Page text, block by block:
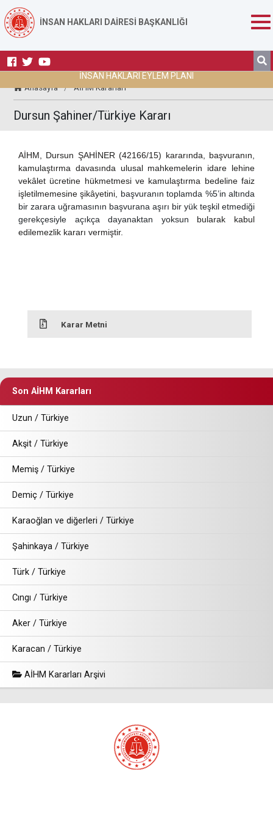
İNSAN HAKLARI DAİRESİ BAŞKANLIĞI
İNSAN HAKLARI EYLEM PLANI
Anasayfa / AİHM Kararları
Dursun Şahiner/Türkiye Kararı
AİHM, Dursun ŞAHİNER (42166/15) kararında, başvuranın,
kamulaştırma davasında ulusal mahkemelerin idare lehine
vekâlet ücretine hükmetmesi ve kamulaştırma bedeline faiz
işletilmemesine şikâyetini, başvuranın toplamda %5’in altında
bir zarara uğramasının başvurana aşırı bir yük teşkil etmediği
gerekçesiyle açıkça dayanaktan yoksun bularak kabul
edilemezlik kararı vermiştir.
Karar Metni
Son AİHM Kararları
Uzun / Türkiye
Akşit / Türkiye
Memiş / Türkiye
Demiç / Türkiye
Karaoğlan ve diğerleri / Türkiye
Şahinkaya / Türkiye
Türk / Türkiye
Cıngı / Türkiye
Aker / Türkiye
Karacan / Türkiye
AİHM Kararları Arşivi